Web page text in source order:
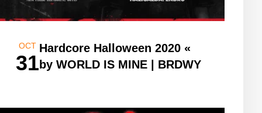
OCT
31
Hardcore Halloween 2020 «
by WORLD IS MINE | BRDWY